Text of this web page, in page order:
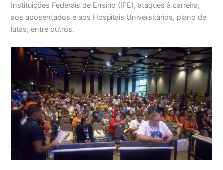
Instituições Federais de Ensino (IFE), ataques à carreira,
aos aposentados e aos Hospitais Universitários, plano de
lutas, entre outros.